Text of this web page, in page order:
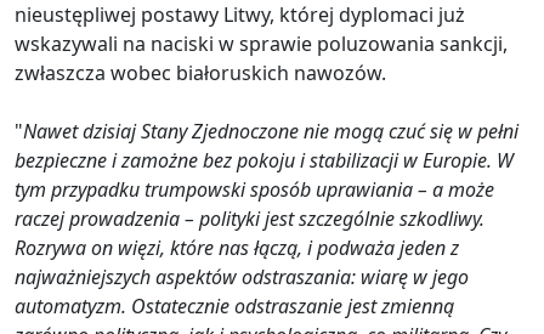
nieustępliwej postawy Litwy, której dyplomaci już
wskazywali na naciski w sprawie poluzowania sankcji,
zwłaszcza wobec białoruskich nawozów.
"Nawet dzisiaj Stany Zjednoczone nie mogą czuć się w pełni
bezpieczne i zamożne bez pokoju i stabilizacji w Europie. W
tym przypadku trumpowski sposób uprawiania – a może
raczej prowadzenia – polityki jest szczególnie szkodliwy.
Rozrywa on więzi, które nas łączą, i podważa jeden z
najważniejszych aspektów odstraszania: wiarę w jego
automatyzm. Ostatecznie odstraszanie jest zmienną